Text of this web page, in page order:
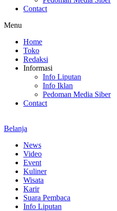
Contact
Menu
Home
Toko
Redaksi
Informasi
Info Liputan
Info Iklan
Pedoman Media Siber
Contact
Belanja
News
Video
Event
Kuliner
Wisata
Karir
Suara Pembaca
Info Liputan